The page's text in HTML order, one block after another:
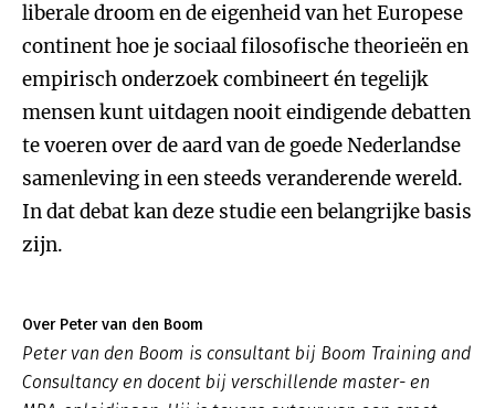
liberale droom en de eigenheid van het Europese
continent hoe je sociaal filosofische theorieën en
empirisch onderzoek combineert én tegelijk
mensen kunt uitdagen nooit eindigende debatten
te voeren over de aard van de goede Nederlandse
samenleving in een steeds veranderende wereld.
In dat debat kan deze studie een belangrijke basis
zijn.
Over Peter van den Boom
Peter van den Boom is consultant bij Boom Training and
Consultancy en docent bij verschillende master- en